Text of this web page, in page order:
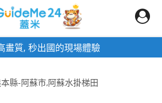
畫質, 秒出國的現場體驗
縣-阿蘇市,阿蘇水掛梯田